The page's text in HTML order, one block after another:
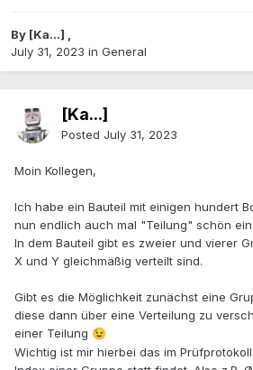
By [Ka...] ,
July 31, 2023 in General
[Ka...]
Posted July 31, 2023
Moin Kollegen,
Ich habe ein Bauteil mit einigen hundert
nun endlich auch mal "Teilung" schön
In dem Bauteil gibt es zweier und vierer
X und Y gleichmäßig verteilt sind.
Gibt es die Möglichkeit zunächst eine
diese dann über eine Verteilung zu
einer Teilung 😉
Wichtig ist mir hierbei das im